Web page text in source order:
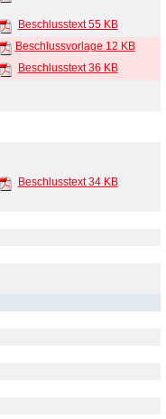
Beschlusstext55 KB
Beschlussvorlage 12 KB
Beschlusstext36 KB
Beschlusstext34 KB